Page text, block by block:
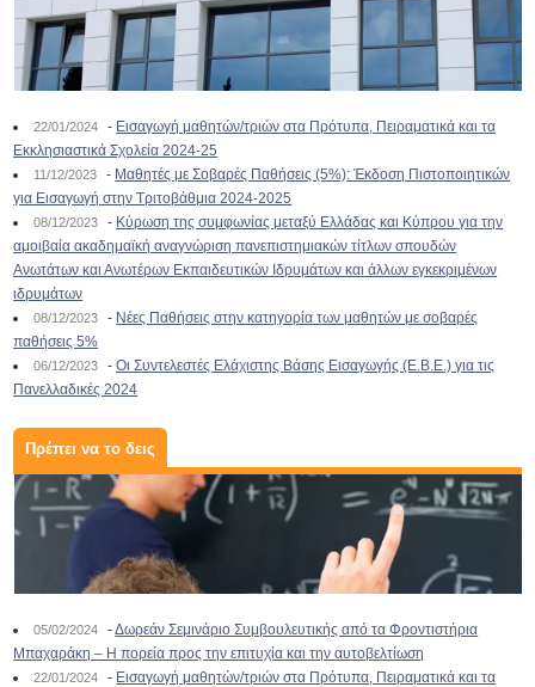
22/01/2024 - Εισαγωγή μαθητών/τριών στα Πρότυπα, Πειραματικά και τα
Εκκλησιαστικά Σχολεία 2024-25
11/12/2023 - Μαθητές με Σοβαρές Παθήσεις (5%): Έκδοση Πιστοποιητικών
για Εισαγωγή στην Τριτοβάθμια 2024-2025
08/12/2023 - Κύρωση της συμφωνίας μεταξύ Ελλάδας και Κύπρου για την
αμοιβαία ακαδημαϊκή αναγνώριση πανεπιστημιακών τίτλων σπουδών
Ανωτάτων και Ανωτέρων Εκπαιδευτικών Ιδρυμάτων και άλλων εγκεκριμένων
ιδρυμάτων
08/12/2023 - Νέες Παθήσεις στην κατηγορία των μαθητών με σοβαρές
παθήσεις 5%
06/12/2023 -Οι Συντελεστές Ελάχιστης Βάσης Εισαγωγής (Ε.Β.Ε.) για τις
Πανελλαδικές 2024
Πρέπει να το δεις
05/02/2024 -Δωρεάν Σεμινάριο Συμβουλευτικής από τα Φροντιστήρια
Μπαχαράκη – Η πορεία προς την επιτυχία και την αυτοβελτίωση
22/01/2024 - Εισαγωγή μαθητών/τριών στα Πρότυπα, Πειραματικά και τα